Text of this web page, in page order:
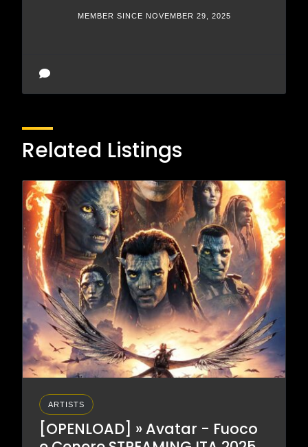
MEMBER SINCE NOVEMBER 29, 2025
Related Listings
ARTISTS
[OPENLOAD] » Avatar - Fuoco